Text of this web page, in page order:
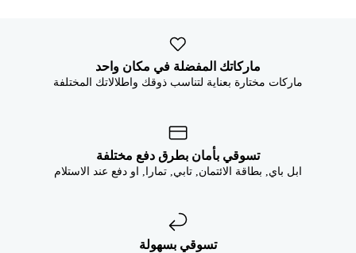
ماركاتك المفضلة في مكان واحد
ماركات مختارة بعناية لتناسب ذوقك واطلالاتك المختلفة
تسوقي بأمان بطرق دفع مختلفة
ابل باي, بطاقة الائتمان, تابي, تمارا, او دفع عند الاستلام
تسوقي بسهولة